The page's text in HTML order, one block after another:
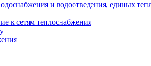
и водоотведения, единых
к сетям теплоснабжения